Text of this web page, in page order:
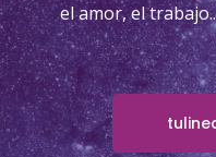
el amor, el